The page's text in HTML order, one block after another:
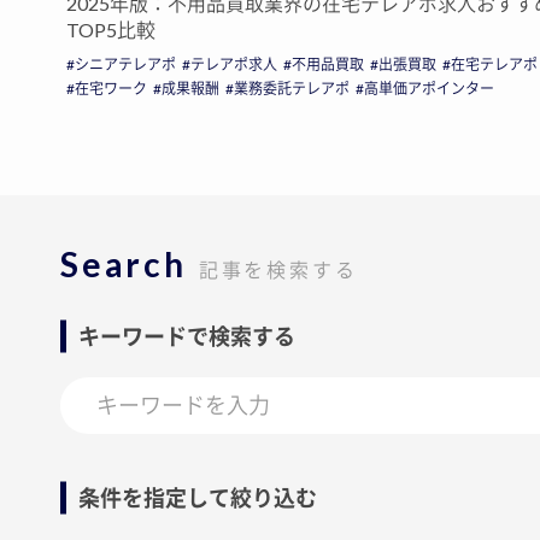
TOP5比較
シニアテレアポ テレアポ求人 不用品買取 出張買取
在宅テレアポ
在宅ワーク
成果報酬 業務委託テレアポ 高単価アポインター
Search 記事を検索する
キーワードで検索する
条件を指定して絞り込む